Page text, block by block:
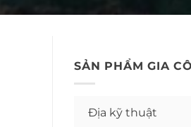
SẢN PHẨM GIA
Địa kỹ thuật